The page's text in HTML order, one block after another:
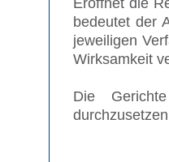
Eröffnet die
bedeutet der
jeweiligen
Wirksamkeit
Die